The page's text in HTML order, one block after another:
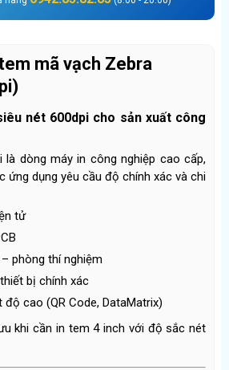
mã vạch Zebra
nét 600dpi cho sản xuất công
là dòng máy in công nghiệp cao cấp,
ứng dụng yêu cầu độ chính xác và chi
tử
phòng thí nghiệm
bị chính xác
độ cao (QR Code, DataMatrix)
khi cần in tem 4 inch với độ sắc nét